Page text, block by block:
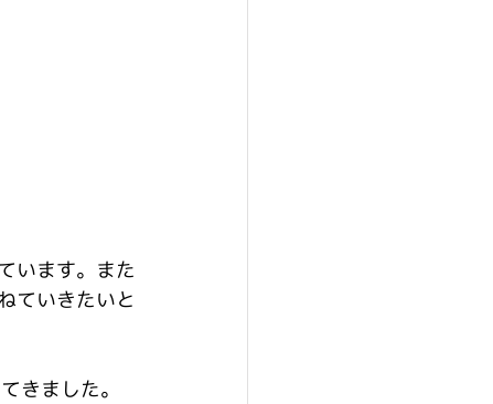
います。また
ていきたいと
きました。